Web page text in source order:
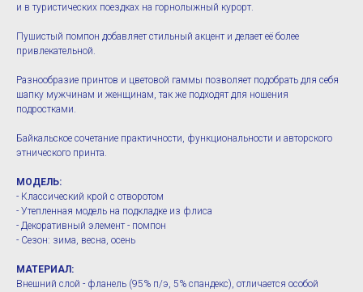
и в туристических поездках на горнолыжный курорт.
Пушистый помпон добавляет стильный акцент и делает её более
привлекательной.
Разнообразие принтов и цветовой гаммы позволяет подобрать для себя
шапку мужчинам и женщинам, так же подходят для ношения
подростками.
Байкальское сочетание практичности, функциональности и авторского
этнического принта.
МОДЕЛЬ:
- Классический крой с отворотом
- Утепленная модель на подкладке из флиса
- Декоративный элемент - помпон
- Сезон: зима, весна, осень
МАТЕРИАЛ:
Внешний слой - фланель (95% п/э, 5% спандекс), отличается особой